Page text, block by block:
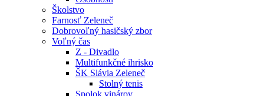
Školstvo
Farnosť Zeleneč
Dobrovoľný hasičský zbor
Voľný čas
Z - Divadlo
Multifunkčné ihrisko
ŠK Slávia Zeleneč
Stolný tenis
Spolok vinárov